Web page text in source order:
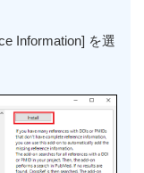
Information] を選